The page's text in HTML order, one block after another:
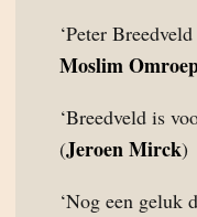
‘Peter
Moslim
‘Breedveld is
(Jeroen Mirck)
‘Nog een geluk